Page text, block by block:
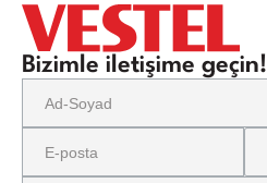
Bizimle iletişime geçin!